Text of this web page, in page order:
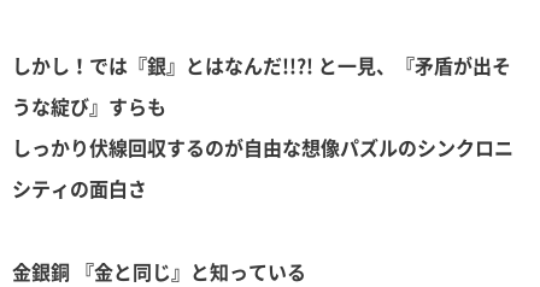
しかし！では『銀』とはなんだ!!?! と一見、『矛盾が出そ
うな綻び』すらも
しっかり伏線回収するのが自由な想像パズルのシンクロニ
シティの面白さ
金銀銅 『金と同じ』と知っている